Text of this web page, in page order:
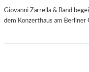
Giovanni Zarrella & Band
dem Konzerthaus am